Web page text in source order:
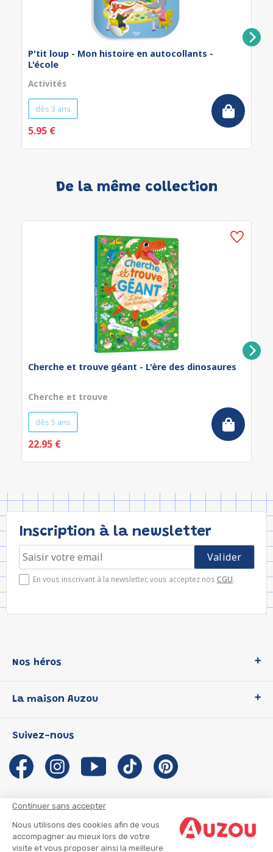
Continuer sans accepter
Nous utilisons des cookies afin de vous
accompagner au mieux lors de votre
visite et vous proposer ainsi la meilleure
P'tit loup - Mon histoire en autocollants -
L'école
Activités
dès 3 ans
5.95 €
De la même collection
Cherche et trouve géant - L'ère des dinosaures
Cherche et trouve
dès 5 ans
22.95 €
Inscription à la newsletter
En vous inscrivant à la newsletter, vous acceptez nos CGU.
Nos héros
P'tit Loup
Les Influenceuses
Migali
Petite Taupe
La maison Auzou
Notre histoire
Auzou s'engage
Auteurs et illustrateurs Auzou
Suivre mon colis
Suivez-nous
CGU